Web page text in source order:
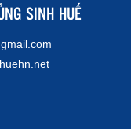
SINH HUẾ